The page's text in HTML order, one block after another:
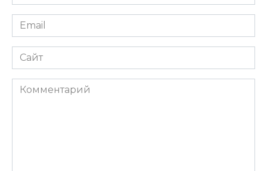
*
Email
*
Сайт
Комментарий